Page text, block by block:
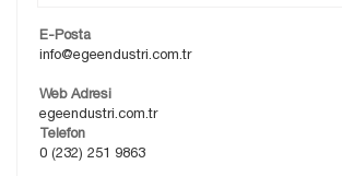
E-Posta
info@egeendustri.com.tr
Web Adresi
egeendustri.com.tr
Telefon
0 (232) 251 9863